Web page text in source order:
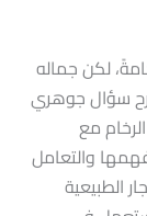
لكن جماله
سؤال جوهري
مع
والتعامل
الطبيعية